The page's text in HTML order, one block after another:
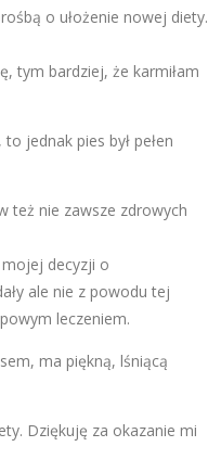
o ułożenie nowej diety.
tym bardziej, że karmiłam
jednak pies był pełen
też nie zawsze zdrowych
decyzji o
ale nie z powodu tej
leczeniem.
ma piękną, lśniącą
Dziękuję za okazanie mi